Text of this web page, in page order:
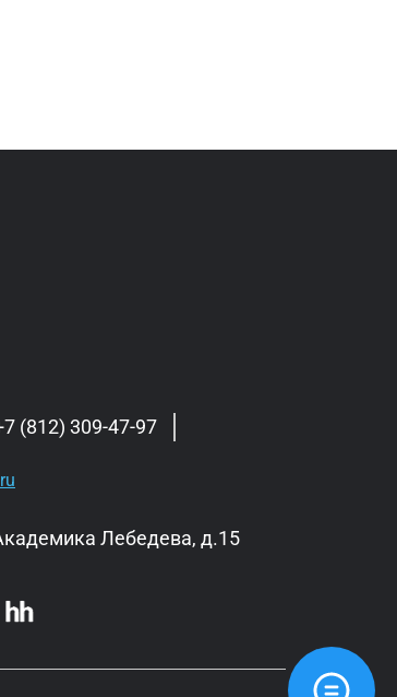
(812) 309-47-97
Лебедева, д.15